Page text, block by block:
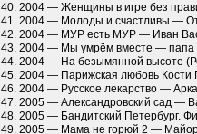
40. 2004 — Женщины в игре без
41. 2004 — Молоды и счастливы —
42. 2004 — МУР есть МУР — Иван
43. 2004 — Мы умрём вместе —
44. 2004 — На безымянной высоте
45. 2004 — Парижская любовь Кости
46. 2004 — Русское лекарство —
47. 2005 — Александровский сад —
48. 2005 — Бандитский Петербург.
49. 2005 — Мама не горюй 2 —